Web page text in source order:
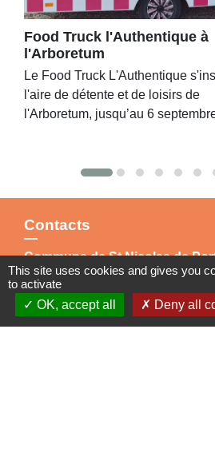
Food Truck l'Authentique à
l'Arboretum
Le Food Truck L'Authentique
l'aire de détente et de loisirs de
l'Arboretum, jusqu’au 6
Contacts
Commune de St Nicolas de
4bis place de la République
54210 Saint-Nicolas-de-Port -
+33 3 83 48 15 15
This site uses cookies and gives you
to activate
OK, accept all
Deny all